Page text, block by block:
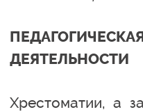
ДЕЯТЕЛЬНОСТИ
Хрестоматии, а